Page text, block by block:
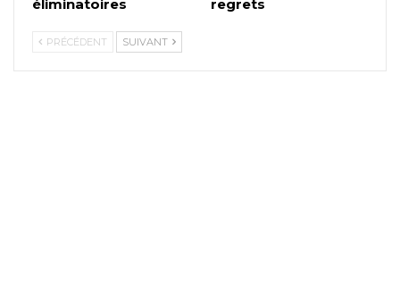
éliminatoires regrets
PRÉCÉDENT SUIVANT